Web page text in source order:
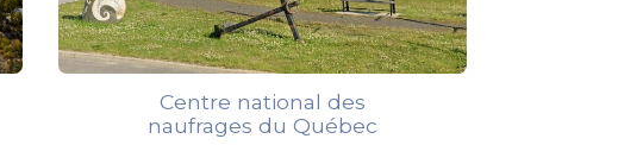
Centre national des
naufrages du Québec